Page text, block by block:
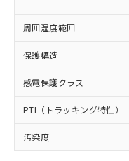
周囲湿度範囲
保護構造
感電保護クラス
PTI（トラッキング特性）
汚染度
様のお
ムロン
オムロ
ください。
在庫状
事前の承
示しな
マイパ
ビス）を
（DBP）
但し、RoHS指令で
フタル酸エステル
図的な使用がない
※2 対応予定月
部品在庫の切
月が前後する
DEHP(フタル酸ビ
「ｅ」：有害
準値以下であ
「10」：通常
質が外部に漏
いよう
当社は
ル、化
武器並
当社は、
場合は
該第三者
販売先
法に輸
一
在
い
た
機
認く
白
受
情報